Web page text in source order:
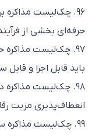
۹۶. چک‌لیست مذاکره
حرفه‌ای بخشی از فرآیند
۹۷. چک‌لیست مذاکره
باید قابل اجرا و قابل
۹۸. چک‌لیست مذاکره
انعطاف‌پذیری مزیت
۹۹. چک‌لیست مذاکره